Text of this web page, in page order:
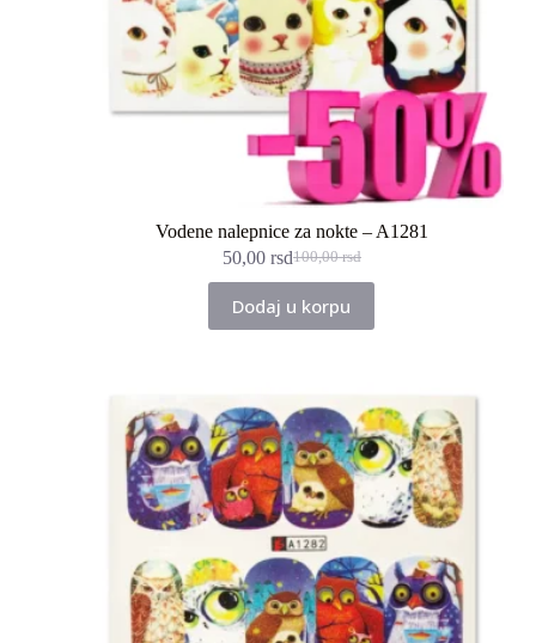
Vodene nalepnice za nokte – A1281
100,00rsd
Originalna
cena
je
bila:
50,00 rsdTrenutna
cena
je:
50,00 rsd.
Dodaj u korpu